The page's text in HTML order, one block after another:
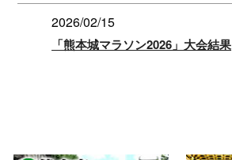
2026/02/15
「熊本城マラソン2026」大会結果